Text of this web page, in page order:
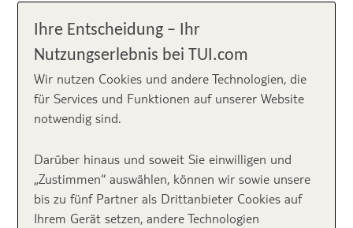
Packlisten
PackPoint Reisepackliste
Die App erfragt im Vorhinein wohin man reist, wie
lange man unterwegs ist und was man unternehmen
möchte. Anhand dessen erhältst du Vorschläge, was
berücksichtigt diese App Live Wetterdaten, so dass du
auch die passende Kleidung einpackst.
Ihre Entscheidung – Ihr
Nutzungserlebnis bei TUI.com
Wir nutzen Cookies und andere Technologien, die
für Services und Funktionen auf unserer Website
notwendig sind.
Darüber hinaus und soweit Sie einwilligen und
„Zustimmen“ auswählen, können wir sowie unsere
bis zu fünf Partner als Drittanbieter Cookies auf
Ihrem Gerät setzen, andere Technologien